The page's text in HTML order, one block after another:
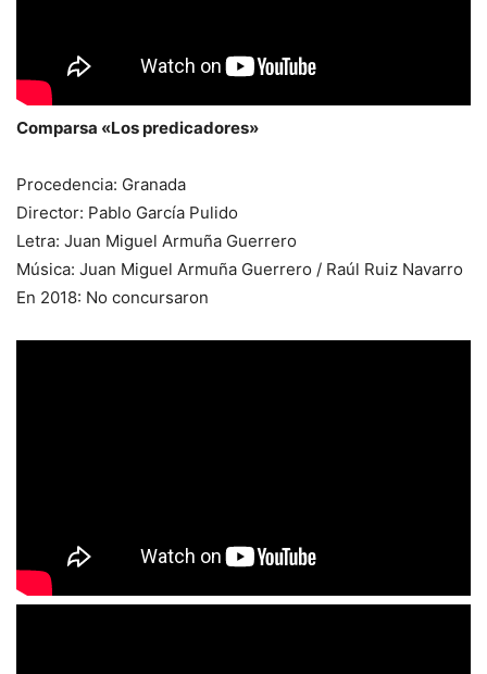
Comparsa «Los predicadores»
Procedencia: Granada
Director: Pablo García Pulido
Letra: Juan Miguel Armuña Guerrero
Música: Juan Miguel Armuña Guerrero / Raúl Ruiz Navarro
En 2018: No concursaron